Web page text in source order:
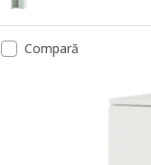
Opțiune: SMÅSTAD /
Opțiune: SMÅSTAD /
Compară